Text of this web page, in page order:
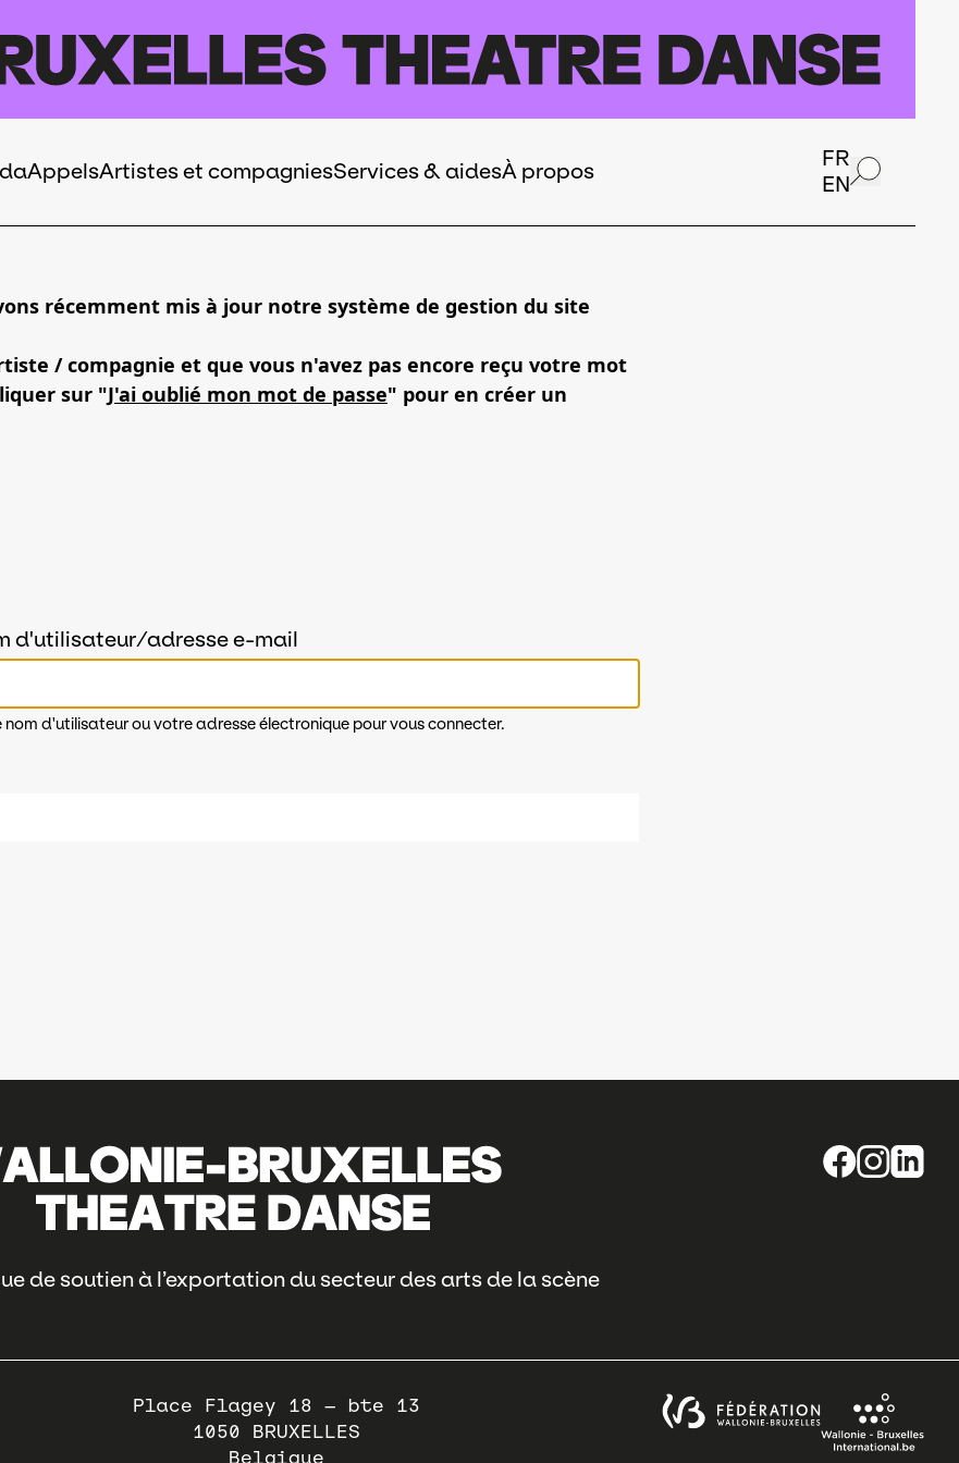
AppelsArtistes et compagniesServices & aidesÀ propos
FR
EN
récemment mis à jour notre système de gestion du site
/ compagnie et que vous n'avez pas encore reçu votre mot
sur "J'ai oublié mon mot de passe" pour en créer un
d'utilisateur/adresse e-mail
nom d'utilisateur ou votre adresse électronique pour vous connecter.
de soutien à l’exportation du secteur des arts de la scène
Place Flagey 18 – bte 13
1050
BRUXELLES
Belgique